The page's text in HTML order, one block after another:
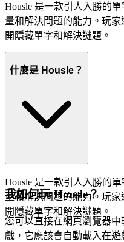
Housle 是一款引人入勝的
量和解決問題的能力。玩
開隱藏單字和解決謎題。
什麼是 Housle？
Housle 是一款引人入勝的
量和解決問題的能力。玩
開隱藏單字和解決謎題。
我如何玩 Housle？
您可以直接在網頁瀏覽器中
戲，它應該會自動載入在遊